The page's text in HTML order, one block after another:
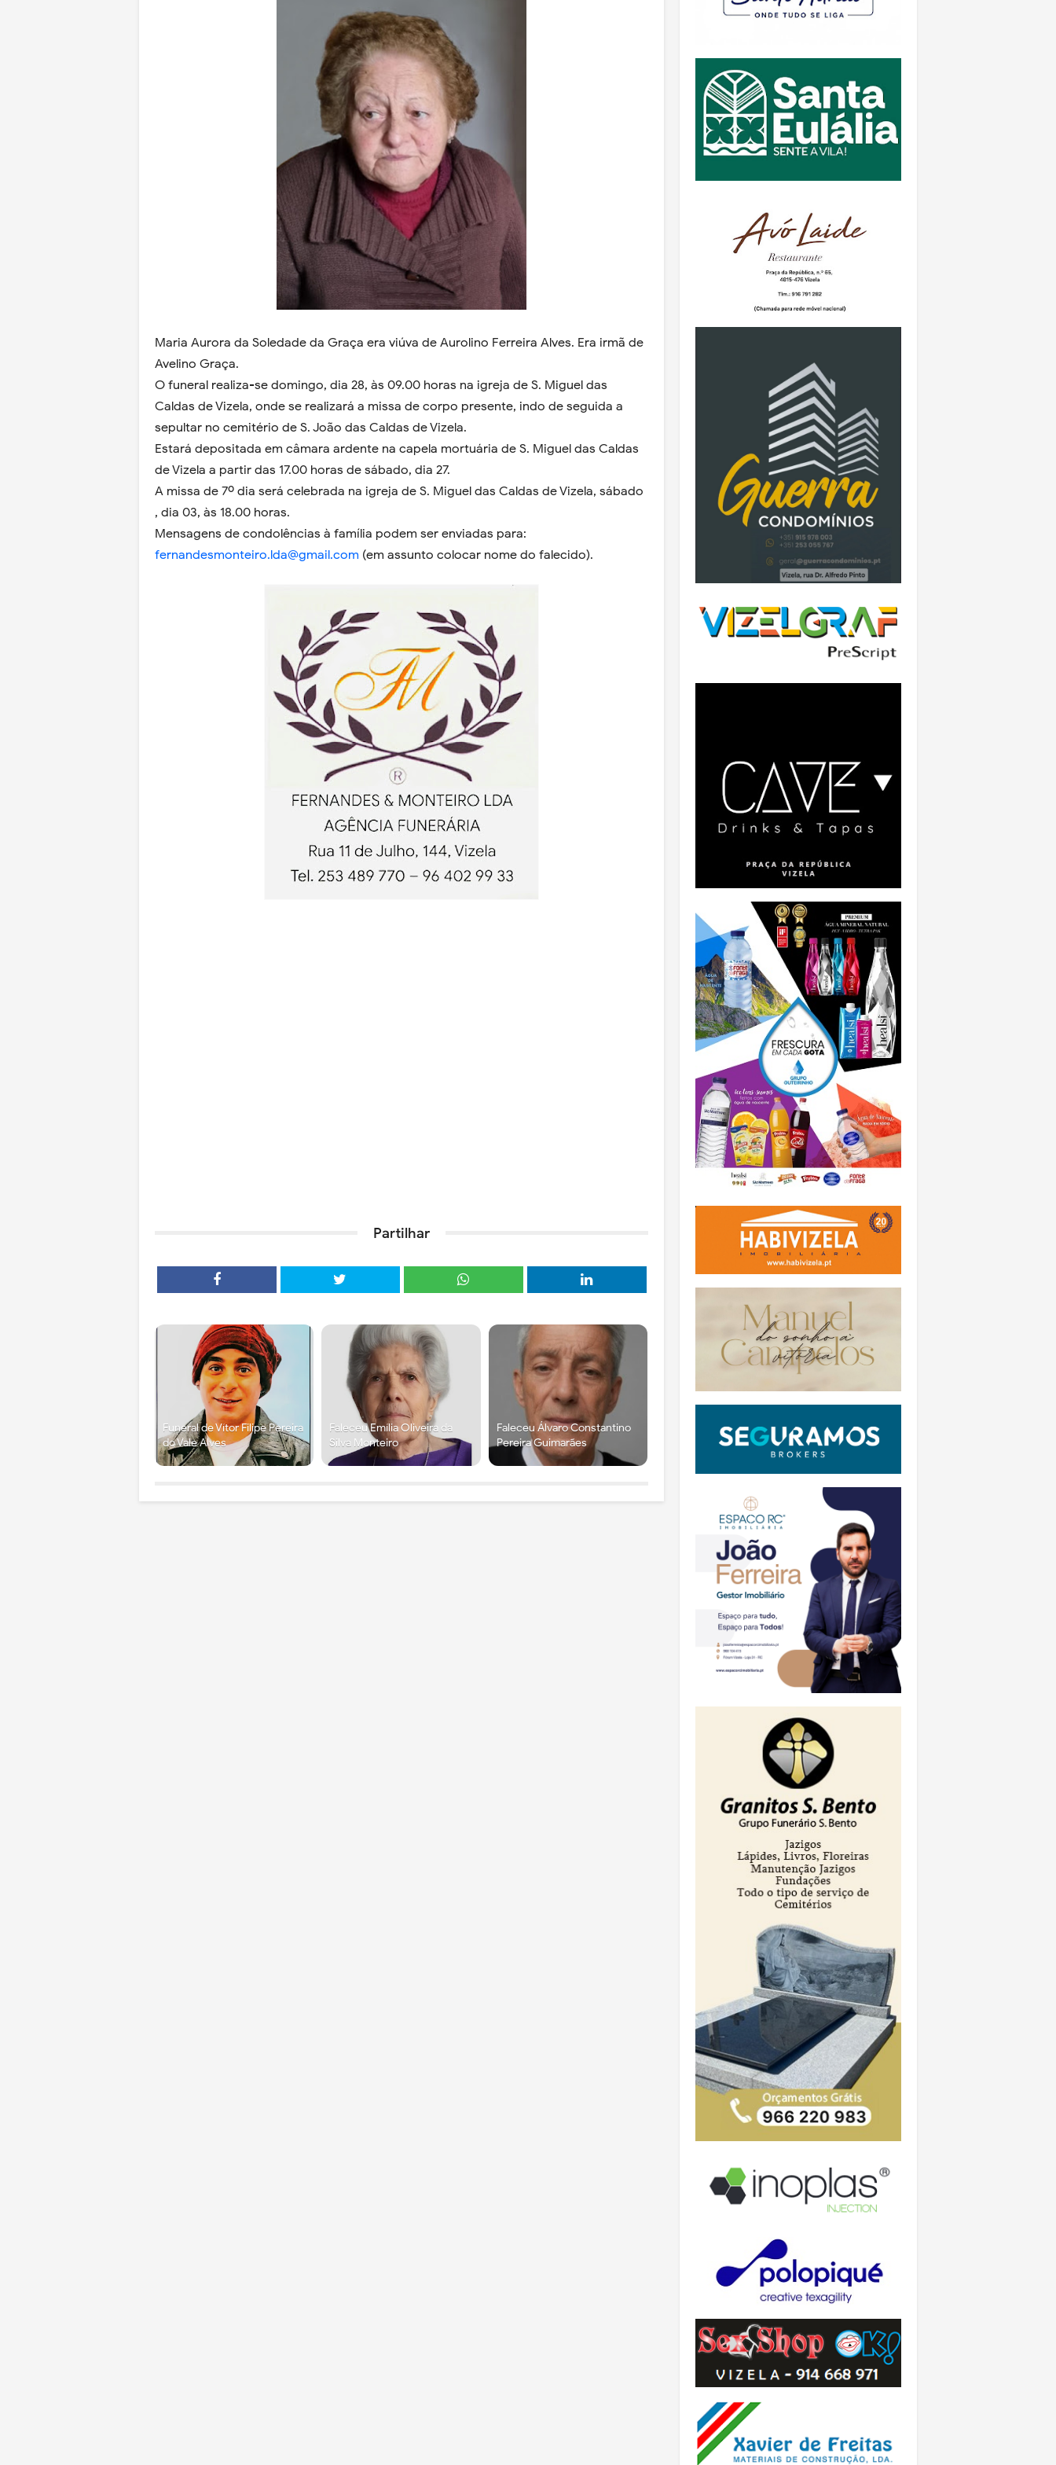
Maria Aurora da Soledade da Graça era viúva de Aurolino Ferreira Alves. Era irmã de
Avelino Graça.
O funeral realiza-se domingo, dia 28, às 09.00 horas na igreja de S. Miguel das
Caldas de Vizela, onde se realizará a missa de corpo presente, indo de seguida a
sepultar no cemitério de S. João das Caldas de Vizela.
Estará depositada em câmara ardente na capela mortuária de S. Miguel das Caldas
de Vizela a partir das 17.00 horas de sábado, dia 27.
A missa de 7º dia será celebrada na igreja de S. Miguel das Caldas de Vizela, sábado
, dia 03, às 18.00 horas.
Mensagens de condolências à família podem ser enviadas para:
fernandesmonteiro.lda@gmail.com (em assunto colocar nome do falecido).
Partilhar
Funeral de Vítor Filipe Pereira
do Vale Alves
Faleceu Emília Oliveira da
Silva Monteiro
Faleceu Álvaro Constantino
Pereira Guimarães